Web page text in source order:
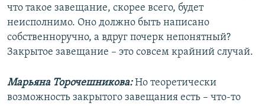
что такое завещание, скорее всего, будет
неисполнимо. Оно должно быть написано
собственноручно, а вдруг почерк непонятный?
Закрытое завещание – это совсем крайний случай.
Марьяна Торочешникова:Но теоретически
возможность закрытого завещания есть – что-то